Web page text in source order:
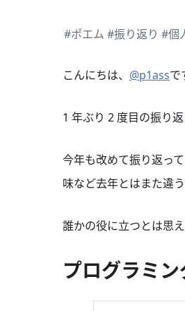
#ポエム #振り返り #個
こんにちは、 @p1assで
1 年ぶり 2 度目の振り
今年も改めて振り返っ
味など去年とはまた違
誰かの役に立つとは思
プログラミ